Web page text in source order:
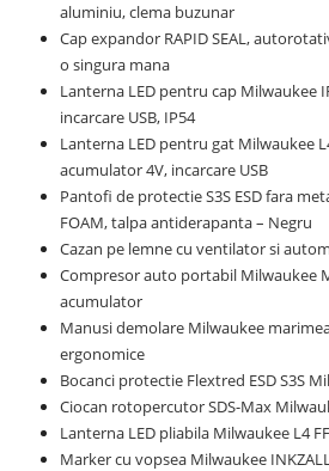
aluminiu, clema buzunar
Cap expandor RAPID SEAL,
o singura mana
Lanterna LED pentru cap Milwaukee
incarcare USB, IP54
Lanterna LED pentru gat Milwaukee
acumulator 4V, incarcare USB
Pantofi de protectie S3S ESD fara
FOAM, talpa antiderapanta – Negru
Cazan pe lemne cu ventilator si
Compresor auto portabil Milwaukee
acumulator
Manusi demolare Milwaukee
ergonomice
Bocanci protectie Flextred ESD S3S
Ciocan rotopercutor SDS-Max
Lanterna LED pliabila Milwaukee L4
Marker cu vopsea Milwaukee